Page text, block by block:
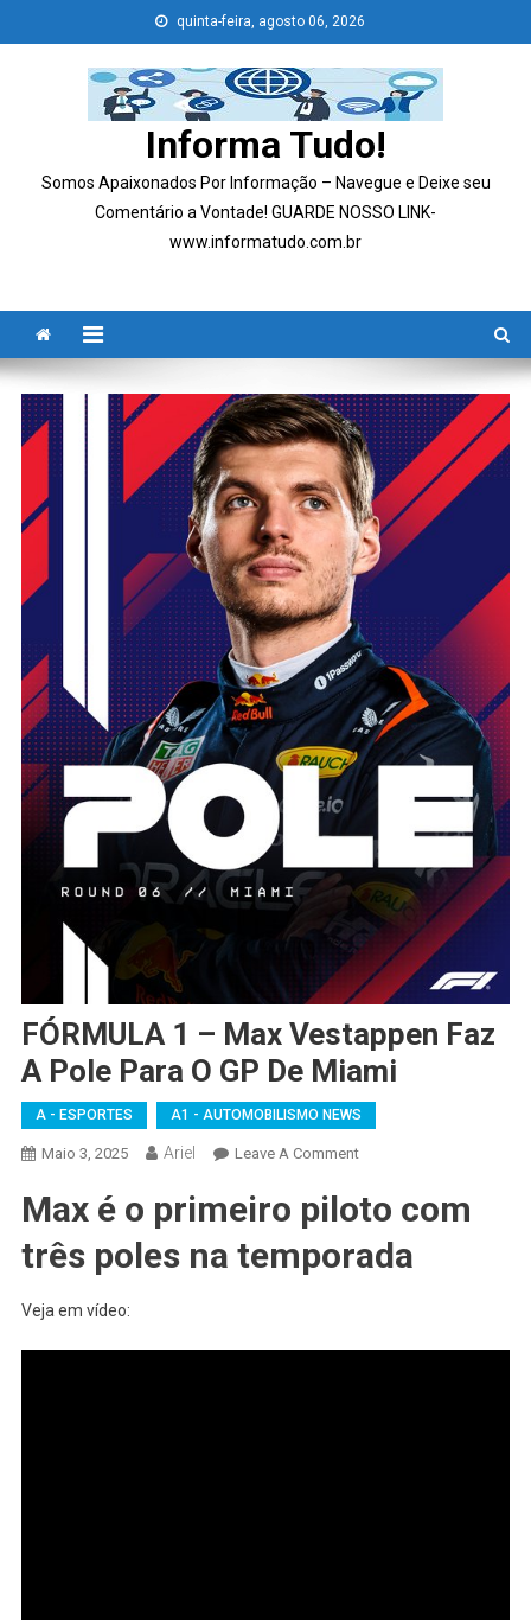
to
quinta-feira, agosto 06, 2026
Informa Tudo!
Somos Apaixonados Por Informação – Navegue e Deixe seu
Comentário a Vontade! GUARDE NOSSO LINK-
www.informatudo.com.br
FÓRMULA 1 – Max Vestappen Faz
A Pole Para O GP De Miami
A - ESPORTES A1 - AUTOMOBILISMO NEWS
Maio 3, 2025 Ariel Leave A CommentOn
1
Max
Max é o primeiro piloto com
três poles na temporada
Veja em vídeo: